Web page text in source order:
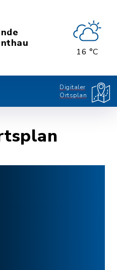
16 °C
Digitaler
Ortsplan